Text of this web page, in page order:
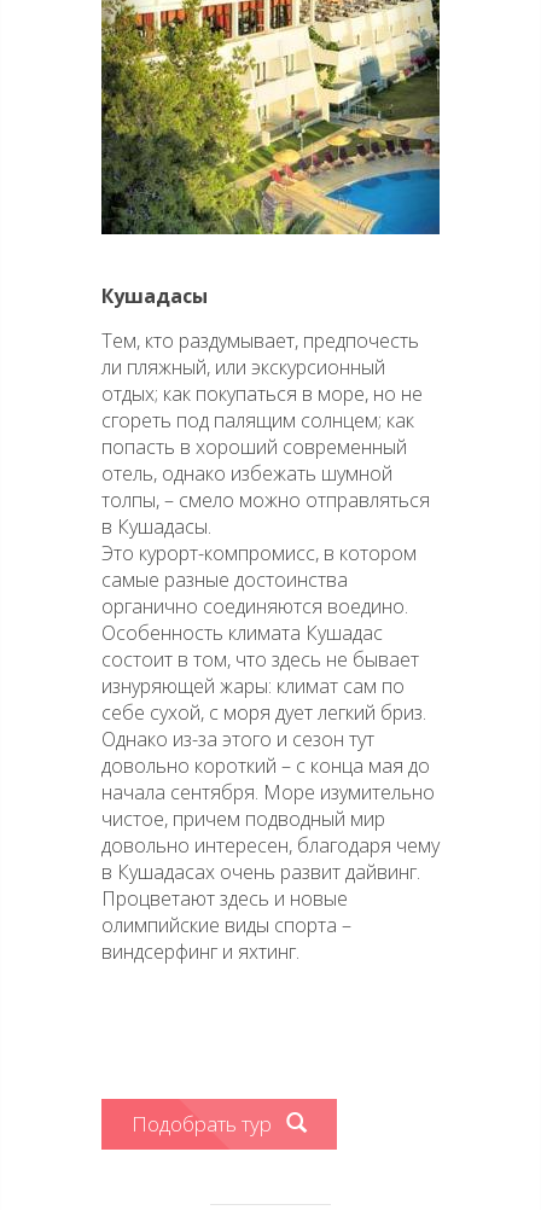
Кушадасы
Тем, кто раздумывает, предпочесть
ли пляжный, или экскурсионный
отдых; как покупаться в море, но не
сгореть под палящим солнцем; как
попасть в хороший современный
отель, однако избежать шумной
толпы, – смело можно отправляться
в Кушадасы.
Это курорт-компромисс, в котором
самые разные достоинства
органично соединяются воедино.
Особенность климата Кушадас
состоит в том, что здесь не бывает
изнуряющей жары: климат сам по
себе сухой, с моря дует легкий бриз.
Однако из-за этого и сезон тут
довольно короткий – с конца мая до
начала сентября. Море изумительно
чистое, причем подводный мир
довольно интересен, благодаря чему
в Кушадасах очень развит дайвинг.
Процветают здесь и новые
олимпийские виды спорта –
виндсерфинг и яхтинг.
Подобрать тур